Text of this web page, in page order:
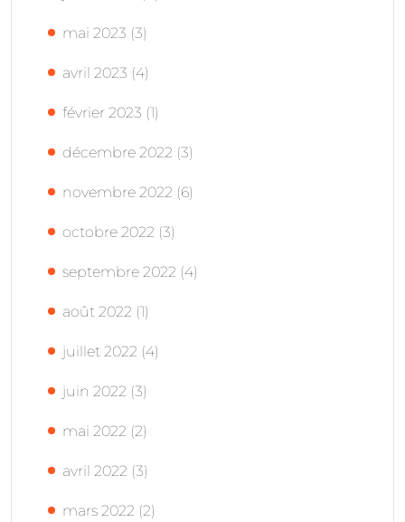
mai 2023 (3)
avril 2023 (4)
février 2023 (1)
décembre 2022 (3)
novembre 2022 (6)
octobre 2022 (3)
septembre 2022 (4)
août 2022 (1)
juillet 2022 (4)
juin 2022 (3)
mai 2022 (2)
avril 2022 (3)
mars 2022 (2)